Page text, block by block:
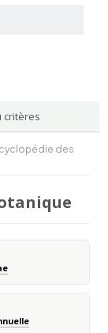
critères
des